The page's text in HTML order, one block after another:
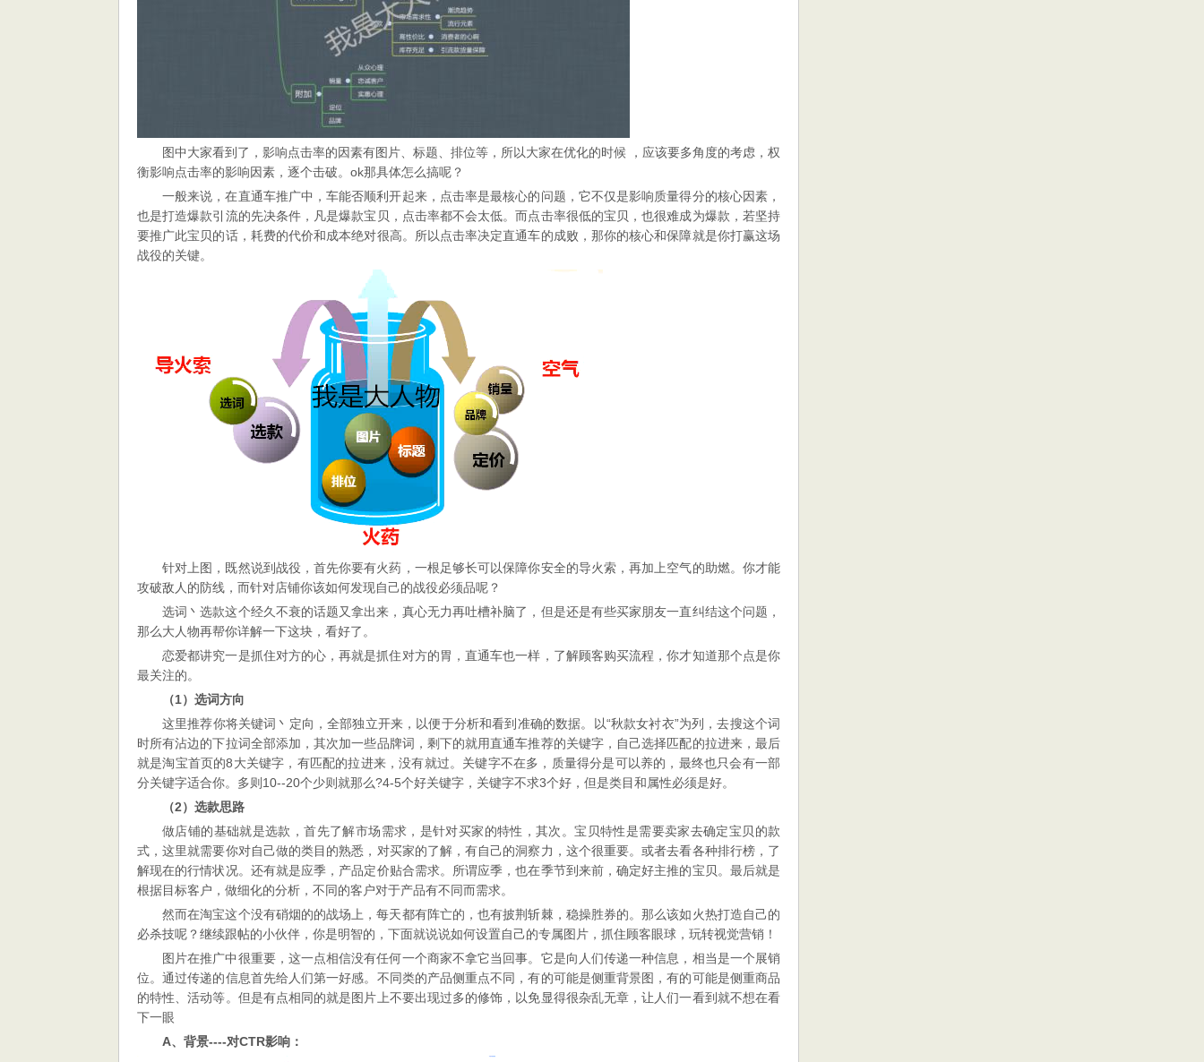
图中大家看到了，影响点击率的因素有图片、标题、排位等，所以大家在优化的时候 ，应该要多角度的考虑，权
衡影响点击率的影响因素，逐个击破。ok那具体怎么搞呢？
一般来说，在直通车推广中，车能否顺利开起来，点击率是最核心的问题，它不仅是影响质量得分的核心因素，
也是打造爆款引流的先决条件，凡是爆款宝贝，点击率都不会太低。而点击率很低的宝贝，也很难成为爆款，若坚持
要推广此宝贝的话，耗费的代价和成本绝对很高。所以点击率决定直通车的成败，那你的核心和保障就是你打赢这场
战役的关键。
针对上图，既然说到战役，首先你要有火药，一根足够长可以保障你安全的导火索，再加上空气的助燃。你才能
攻破敌人的防线，而针对店铺你该如何发现自己的战役必须品呢？
选词丶选款这个经久不衰的话题又拿出来，真心无力再吐槽补脑了，但是还是有些买家朋友一直纠结这个问题，
那么大人物再帮你详解一下这块，看好了。
恋爱都讲究一是抓住对方的心，再就是抓住对方的胃，直通车也一样，了解顾客购买流程，你才知道那个点是你
最关注的。
（1）选词方向
这里推荐你将关键词丶定向，全部独立开来，以便于分析和看到准确的数据。以“秋款女衬衣”为列，去搜这个词
时所有沾边的下拉词全部添加，其次加一些品牌词，剩下的就用直通车推荐的关键字，自己选择匹配的拉进来，最后
就是淘宝首页的8大关键字，有匹配的拉进来，没有就过。关键字不在多，质量得分是可以养的，最终也只会有一部
分关键字适合你。多则10--20个少则就那么?4-5个好关键字，关键字不求3个好，但是类目和属性必须是好。
（2）选款思路
做店铺的基础就是选款，首先了解市场需求，是针对买家的特性，其次。宝贝特性是需要卖家去确定宝贝的款
式，这里就需要你对自己做的类目的熟悉，对买家的了解，有自己的洞察力，这个很重要。或者去看各种排行榜，了
解现在的行情状况。还有就是应季，产品定价贴合需求。所谓应季，也在季节到来前，确定好主推的宝贝。最后就是
根据目标客户，做细化的分析，不同的客户对于产品有不同而需求。
然而在淘宝这个没有硝烟的的战场上，每天都有阵亡的，也有披荆斩棘，稳操胜券的。那么该如火热打造自己的
必杀技呢？继续跟帖的小伙伴，你是明智的，下面就说说如何设置自己的专属图片，抓住顾客眼球，玩转视觉营销！
图片在推广中很重要，这一点相信没有任何一个商家不拿它当回事。它是向人们传递一种信息，相当是一个展销
位。通过传递的信息首先给人们第一好感。不同类的产品侧重点不同，有的可能是侧重背景图，有的可能是侧重商品
的特性、活动等。但是有点相同的就是图片上不要出现过多的修饰，以免显得很杂乱无章，让人们一看到就不想在看
下一眼
A、背景----对CTR影响：